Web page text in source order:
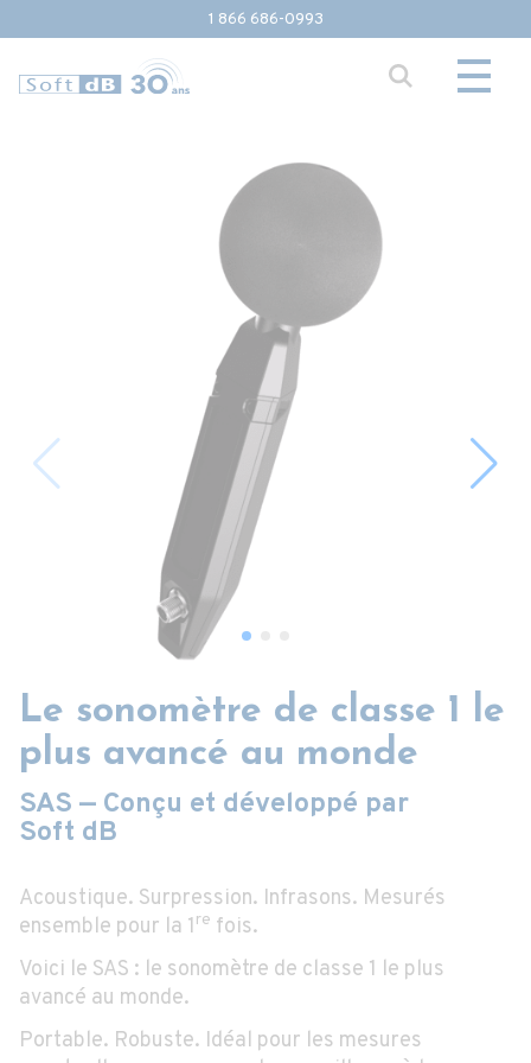
1 866 686-0993
Le sonomètre de classe 1 le
plus avancé au monde
SAS — Conçu et développé par
Soft dB
Acoustique. Surpression. Infrasons. Mesurés
ensemble pour la 1re fois.
Voici le SAS : le sonomètre de classe 1 le plus
avancé au monde.
Portable. Robuste. Idéal pour les mesures